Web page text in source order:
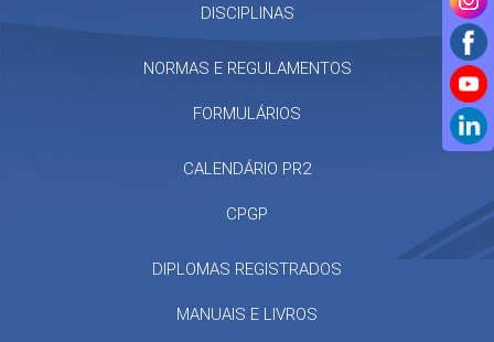
DISCIPLINAS
NORMAS E REGULAMENTOS
FORMULÁRIOS
CALENDÁRIO PR2
CPGP
DIPLOMAS REGISTRADOS
MANUAIS E LIVROS